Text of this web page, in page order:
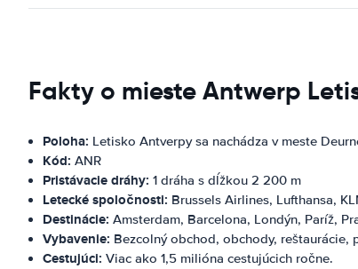
Fakty o mieste Antwerp
Poloha: Letisko Antverpy sa nachádza v meste
Kód: ANR
Pristávacie dráhy: 1 dráha s dĺžkou 2 200 m
Letecké spoločnosti: Brussels Airlines, Lufthansa,
Destinácie: Amsterdam, Barcelona, ​​Londýn, Paríž,
Vybavenie: Bezcolný obchod, obchody,
Cestujúci: Viac ako 1,5 milióna cestujúcich ročne.